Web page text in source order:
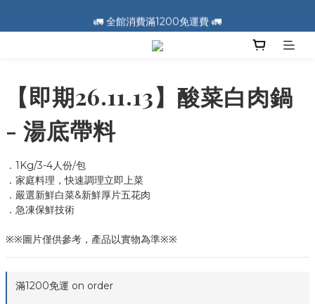
🚛 全館消費滿1200免運費 🚛
🚛 全館消費滿1200免運費 🚛
📣 加入會員送100元購物金 📣
【即期26.11.13】酸菜白肉鍋
- 湯底帶料
．1Kg/3-4人份/包
．家庭料理，快速調理立即上菜
．嚴選新鮮白菜&新鮮厚片五花肉
．急凍保鮮技術
※※圖片僅供參考，產品以實物為準※※
滿1200免運 on order